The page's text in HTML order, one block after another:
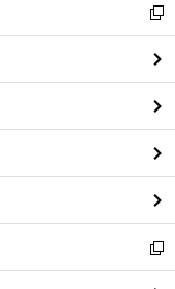
閉
る
新
し
い
ウ
ィ
ン
ド
ウ
で
開
く
新
し